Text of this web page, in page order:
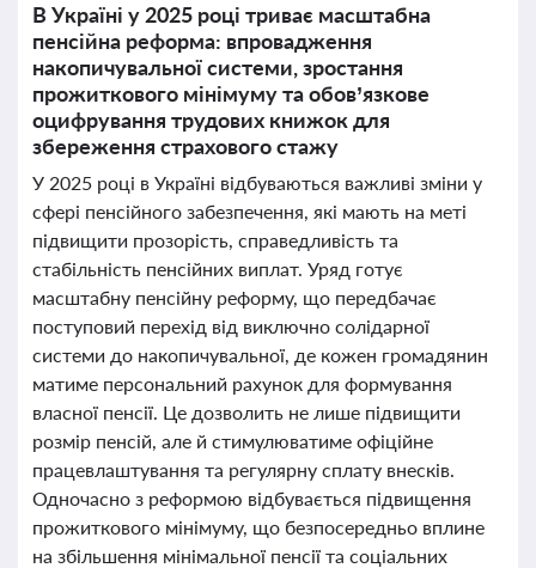
В Україні у 2025 році триває масштабна
пенсійна реформа: впровадження
накопичувальної системи, зростання
прожиткового мінімуму та обов’язкове
оцифрування трудових книжок для
збереження страхового стажу
У 2025 році в Україні відбуваються важливі зміни у
сфері пенсійного забезпечення, які мають на меті
підвищити прозорість, справедливість та
стабільність пенсійних виплат. Уряд готує
масштабну пенсійну реформу, що передбачає
поступовий перехід від виключно солідарної
системи до накопичувальної, де кожен громадянин
матиме персональний рахунок для формування
власної пенсії. Це дозволить не лише підвищити
розмір пенсій, але й стимулюватиме офіційне
працевлаштування та регулярну сплату внесків.
Одночасно з реформою відбувається підвищення
прожиткового мінімуму, що безпосередньо вплине
на збільшення мінімальної пенсії та соціальних